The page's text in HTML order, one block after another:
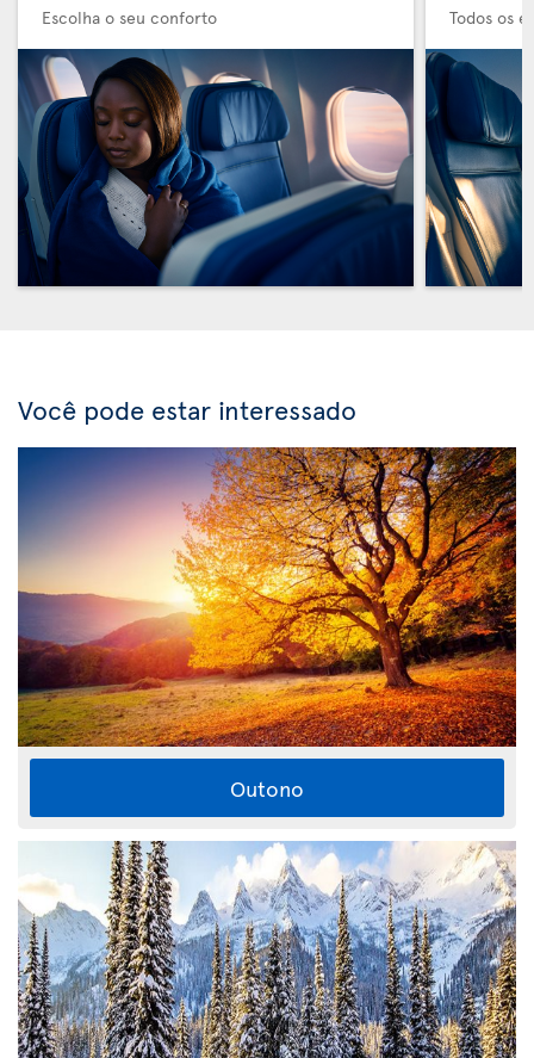
Escolha o seu conforto Todos os
Você pode estar interessado
Outono